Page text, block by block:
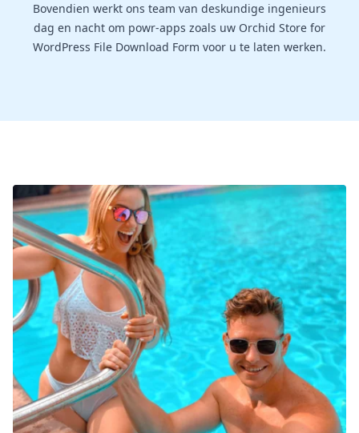
Bovendien werkt ons team van deskundige ingenieurs
dag en nacht om powr-apps zoals uw Orchid Store for
WordPress File Download Form voor u te laten werken.